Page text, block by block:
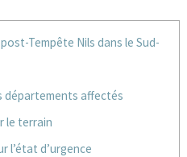
Tempête Nils dans le Sud-
départements affectés
le terrain
l’état d’urgence